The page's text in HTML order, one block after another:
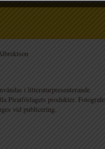
i litteraturpresenterande
Piratförlagets produkter.
vid publicering.